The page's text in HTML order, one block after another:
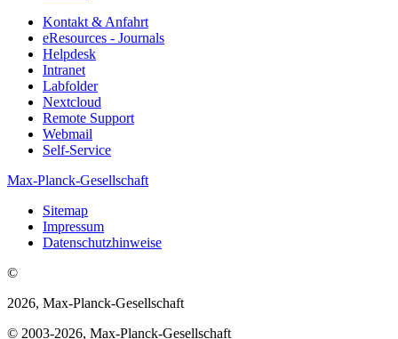
Kontakt & Anfahrt
eResources - Journals
Helpdesk
Intranet
Labfolder
Nextcloud
Remote Support
Webmail
Self-Service
Max-Planck-Gesellschaft
Sitemap
Impressum
Datenschutzhinweise
©
2026, Max-Planck-Gesellschaft
© 2003-2026, Max-Planck-Gesellschaft